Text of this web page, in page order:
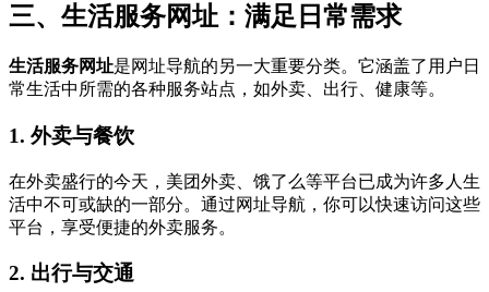
三、生活服务网址：满足日常需求
生活服务网址是网址导航的另一大重要分类。它涵盖了用户日
常生活中所需的各种服务站点，如外卖、出行、健康等。
1. 外卖与餐饮
在外卖盛行的今天，美团外卖、饿了么等平台已成为许多人生
活中不可或缺的一部分。通过网址导航，你可以快速访问这些
平台，享受便捷的外卖服务。
2. 出行与交通